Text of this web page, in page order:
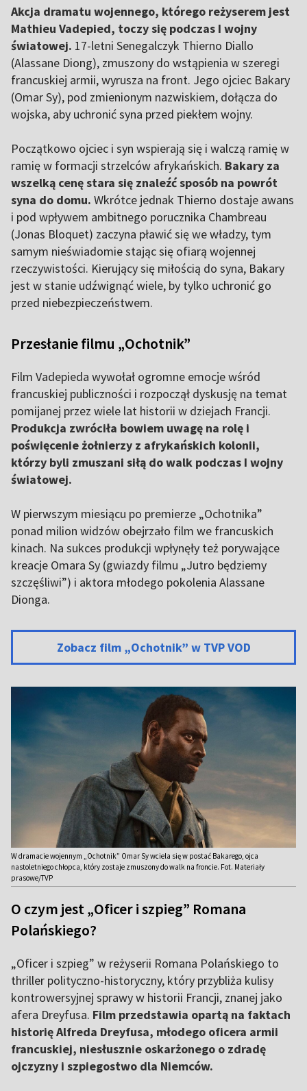
Akcja dramatu wojennego, którego reżyserem jest
Mathieu Vadepied, toczy się podczas I wojny
światowej. 17-letni Senegalczyk Thierno Diallo
(Alassane Diong), zmuszony do wstąpienia w szeregi
francuskiej armii, wyrusza na front. Jego ojciec Bakary
(Omar Sy), pod zmienionym nazwiskiem, dołącza do
wojska, aby uchronić syna przed piekłem wojny.
Początkowo ojciec i syn wspierają się i walczą ramię w
ramię w formacji strzelców afrykańskich. Bakary za
wszelką cenę stara się znaleźć sposób na powrót
syna do domu. Wkrótce jednak Thierno dostaje awans
i pod wpływem ambitnego porucznika Chambreau
(Jonas Bloquet) zaczyna pławić się we władzy, tym
samym nieświadomie stając się ofiarą wojennej
rzeczywistości. Kierujący się miłością do syna, Bakary
jest w stanie udźwignąć wiele, by tylko uchronić go
przed niebezpieczeństwem.
Przesłanie filmu „Ochotnik”
Film Vadepieda wywołał ogromne emocje wśród
francuskiej publiczności i rozpoczął dyskusję na temat
pomijanej przez wiele lat historii w dziejach Francji.
Produkcja zwróciła bowiem uwagę na rolę i
poświęcenie żołnierzy z afrykańskich kolonii,
którzy byli zmuszani siłą do walk podczas I wojny
światowej.
W pierwszym miesiącu po premierze „Ochotnika”
ponad milion widzów obejrzało film we francuskich
kinach. Na sukces produkcji wpłynęły też porywające
kreacje Omara Sy (gwiazdy filmu „Jutro będziemy
szczęśliwi”) i aktora młodego pokolenia Alassane
Dionga.
Zobacz film „Ochotnik” w TVP VOD
W dramacie wojennym „Ochotnik” Omar Sy wciela się w postać Bakarego, ojca
nastoletniego chłopca, który zostaje zmuszony do walk na froncie. Fot. Materiały
prasowe/TVP
O czym jest „Oficer i szpieg” Romana
Polańskiego?
„Oficer i szpieg” w reżyserii Romana Polańskiego to
thriller polityczno-historyczny, który przybliża kulisy
kontrowersyjnej sprawy w historii Francji, znanej jako
afera Dreyfusa. Film przedstawia opartą na faktach
historię Alfreda Dreyfusa, młodego oficera armii
francuskiej, niesłusznie oskarżonego o zdradę
ojczyzny i szpiegostwo dla Niemców.